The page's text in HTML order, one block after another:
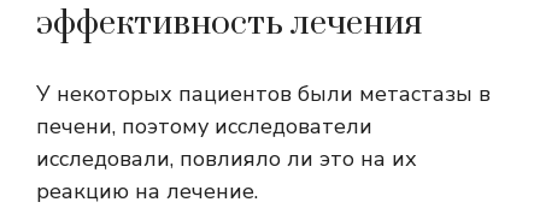
эффективность лечения
У некоторых пациентов были метастазы в
печени, поэтому исследователи
исследовали, повлияло ли это на их
реакцию на лечение.